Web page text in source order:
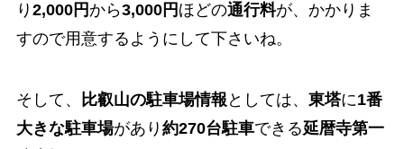
り 2,000円から3,000円 ほどの通行料が、かかりま
すので用意するようにして下さいね。
そして、 比叡山の駐車場情報 としては、 東塔に1番
大きな駐車場があり 約270台駐車できる延暦寺第一